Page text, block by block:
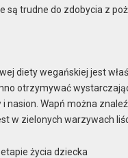
są trudne do zdobycia z
diety wegańskiej jest
otrzymywać
Wapń można
w zielonych warzywach
życia dziecka